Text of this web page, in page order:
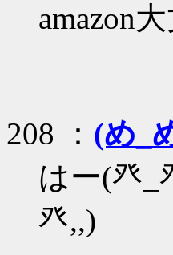
amazon
208 ： (め_
はー(癶_
癶,,)